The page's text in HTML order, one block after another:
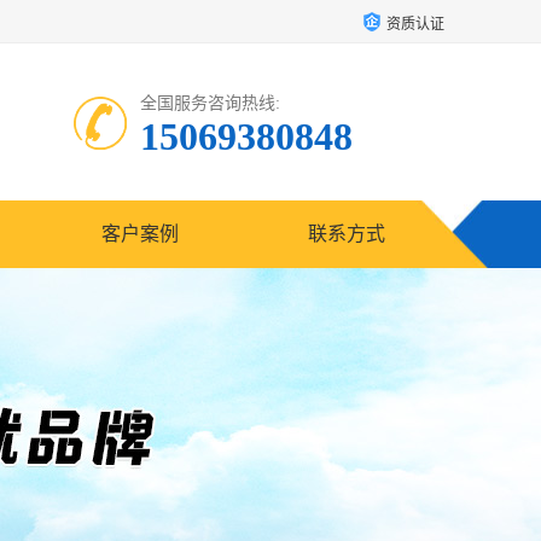
资质认证
全国服务咨询热线:
15069380848
客户案例 联系方式